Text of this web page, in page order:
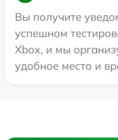
Вы получите
успешном
Xbox, и мы
удобное место и